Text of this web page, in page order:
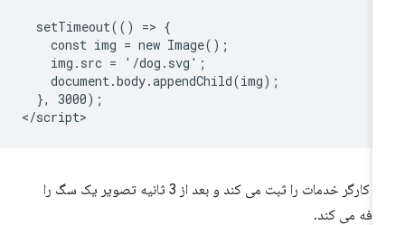
  setTimeout(() => {
    const img = new Image();
    img.src = '/dog.svg';
    document.body.appendChild(img);
  }, 3000);
یک کارگر خدمات را ثبت می کند و بعد از 3 ثانیه تصویر یک سگ را
می کند.